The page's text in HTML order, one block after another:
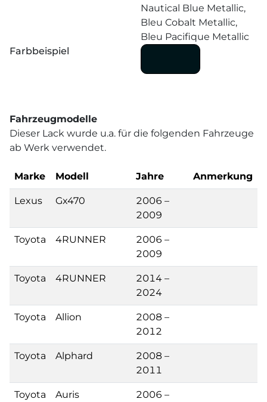
Nautical Blue Metallic,
Bleu Cobalt Metallic,
Bleu Pacifique Metallic
Farbbeispiel
Fahrzeugmodelle
Dieser Lack wurde u.a. für die folgenden Fahrzeuge
ab Werk verwendet.
Marke Modell Jahre Anmerkung
Lexus Gx470
2006 –
2009
Toyota 4RUNNER
2006 –
2009
Toyota 4RUNNER
2014 –
2024
Toyota Allion
2008 –
2012
Toyota Alphard
2008 –
2011
Toyota Auris
2006 –